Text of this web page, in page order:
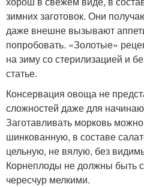
зимних заготовок. Они
даже внешне вызывают
попробовать. «Золотые»
на зиму со стерилизацией и
статье.
Консервация овоща не
сложностей даже для
Заготавливать морковь
шинкованную, в составе
цельную, не вялую, без
Корнеплоды не должны быть
чересчур мелкими.